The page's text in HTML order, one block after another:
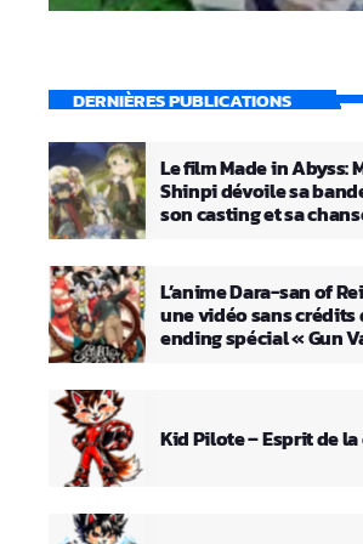
DERNIÈRES PUBLICATIONS
Le film Made in Abyss:
Shinpi dévoile sa
son casting et sa
L’anime Dara-san of
une vidéo sans crédits
ending spécial « Gun
Kid Pilote – Esprit de